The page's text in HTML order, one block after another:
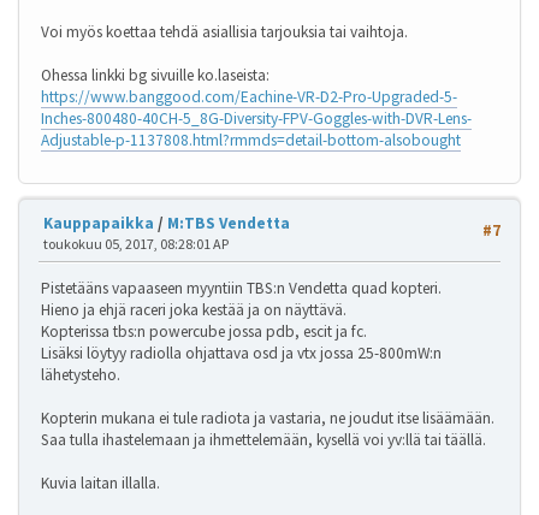
Voi myös koettaa tehdä asiallisia tarjouksia tai vaihtoja.
Ohessa linkki bg sivuille ko.laseista:
https://www.banggood.com/Eachine-VR-D2-Pro-Upgraded-5-
Inches-800480-40CH-5_8G-Diversity-FPV-Goggles-with-DVR-Lens-
Adjustable-p-1137808.html?rmmds=detail-bottom-alsobought
#7
Kauppapaikka / M:TBS Vendetta
toukokuu 05, 2017, 08:28:01 AP
Pistetääns vapaaseen myyntiin TBS:n Vendetta quad kopteri.
Hieno ja ehjä raceri joka kestää ja on näyttävä.
Kopterissa tbs:n powercube jossa pdb, escit ja fc.
Lisäksi löytyy radiolla ohjattava osd ja vtx jossa 25-800mW:n
lähetysteho.
Kopterin mukana ei tule radiota ja vastaria, ne joudut itse lisäämään.
Saa tulla ihastelemaan ja ihmettelemään, kysellä voi yv:llä tai täällä.
Kuvia laitan illalla.